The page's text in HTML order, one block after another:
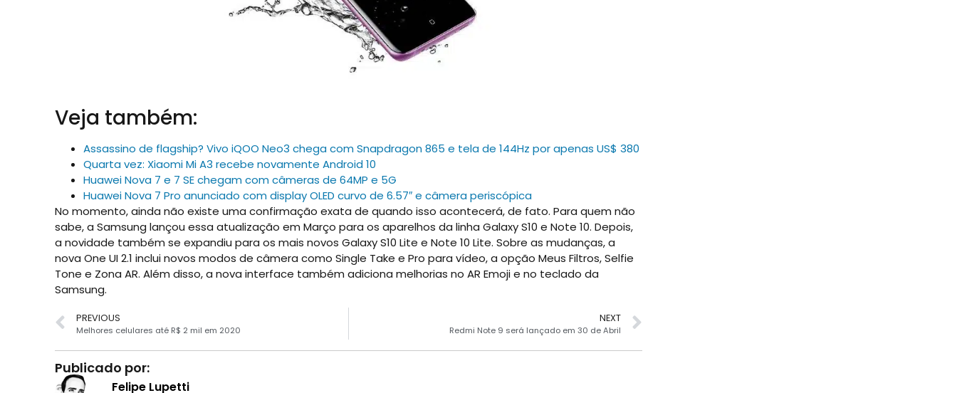
Veja também:
Assassino de flagship? Vivo iQOO Neo3 chega com Snapdragon 865 e tela de 144Hz por apenas US$ 380
Quarta vez: Xiaomi Mi A3 recebe novamente Android 10
Huawei Nova 7 e 7 SE chegam com câmeras de 64MP e 5G
Huawei Nova 7 Pro anunciado com display OLED curvo de 6.57″ e câmera periscópica
No momento, ainda não existe uma confirmação exata de quando isso acontecerá, de fato. Para quem não
sabe, a Samsung lançou essa atualização em Março para os aparelhos da linha Galaxy S10 e Note 10. Depois,
a novidade também se expandiu para os mais novos Galaxy S10 Lite e Note 10 Lite. Sobre as mudanças, a
nova One UI 2.1 inclui novos modos de câmera como Single Take e Pro para vídeo, a opção Meus Filtros, Selfie
Tone e Zona AR. Além disso, a nova interface também adiciona melhorias no AR Emoji e no teclado da
Samsung.
PREVIOUS
Melhores celulares até R$ 2 mil em 2020
NEXT
Redmi Note 9 será lançado em 30 de Abril
Publicado por:
Felipe Lupetti